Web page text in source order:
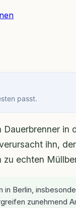
passt.
Dauerbrenner in
ihn,
echten
in Berlin,
zunehmend